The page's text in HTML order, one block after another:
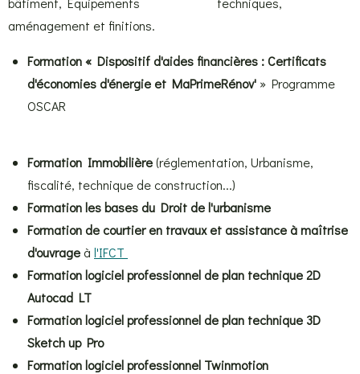
aménagement et finitions.
Formation « Dispositif d'aides financières : Certificats
d'économies d'énergie et MaPrimeRénov' » Programme
OSCAR
Formation Immobilière(réglementation, Urbanisme,
fiscalité, technique de construction...)
Formation les bases du Droit de l'urbanisme
Formation de courtier en travaux et assistance à maîtrise
d'ouvrage à l'IFCT
Formation logiciel professionnel de plan technique 2D
Autocad LT
Formation logiciel professionnel de plan technique 3D
Sketch up Pro
Formation logiciel professionnel Twinmotion